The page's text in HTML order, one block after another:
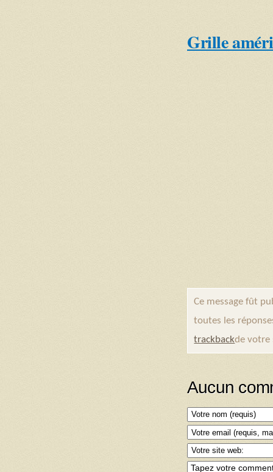
Grille
Ce message fût
toutes les
trackbackde votre
Aucun